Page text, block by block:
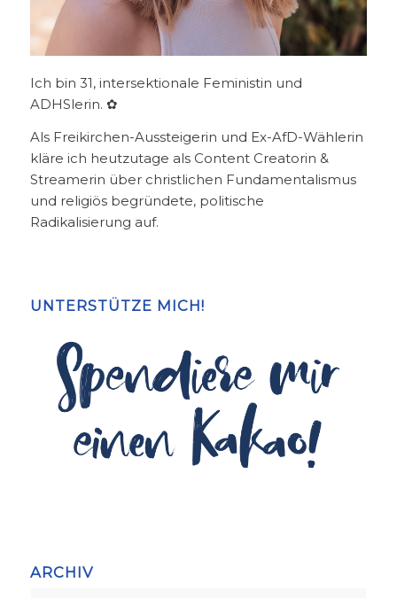
Ich bin 31, intersektionale Feministin und
ADHSlerin. ✿
Als Freikirchen-Aussteigerin und Ex-AfD-Wählerin
kläre ich heutzutage als Content Creatorin &
Streamerin über christlichen Fundamentalismus
und religiös begründete, politische
Radikalisierung auf.
UNTERSTÜTZE MICH!
ARCHIV